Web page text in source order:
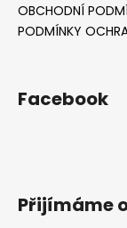
OBCHODNÍ
PODMÍNKY
Facebook
Přijímáme